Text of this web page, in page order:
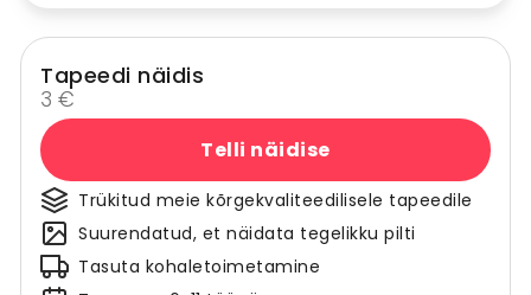
Tapeedi näidis
3 €
Telli näidise
Trükitud meie kõrgekvaliteedilisele tapeedile
Suurendatud, et näidata tegelikku pilti
Tasuta kohaletoimetamine